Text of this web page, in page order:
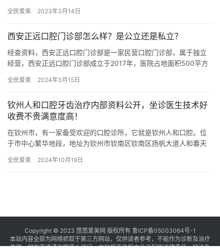
大患者…
全民爱美 2023年3月14日
西安正远口腔门诊部怎么样？是公立还是私立？
经查资料，西安正远口腔门诊部是一家民营口腔门诊部，属于独立
经营，西安正远口腔门诊部成立于2017年，医院占地面积500平方
全民爱美 2024年3月15日
钦州人和口腔牙齿治疗内部资料公开，坐诊医生技术好
收费不贵满意度高！
在钦州市，有一家备受欢迎的口腔诊所，它就是钦州人和口腔。位
于市中心繁华地段，地址为钦州市钦南区钦南区扬帆大道人和春天
当…
全民爱美 2024年10月19日
Copyright © 2023 悠悠爱美网 版权所有 鲁ICP备05003064号-1
本站内容全部为网络抓取于第三方网站，仅供读者参考，不能作为诊断及治疗